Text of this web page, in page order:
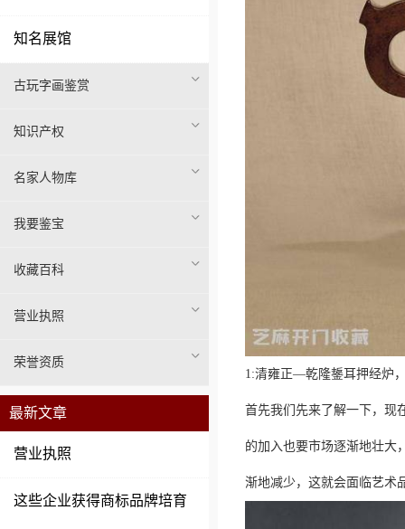
知名展馆
古玩字画鉴赏
知识产权
名家人物库
我要鉴宝
收藏百科
营业执照
荣誉资质
最新文章
营业执照
这些企业获得商标品牌培育
1:清雍正—乾隆鋬耳押经炉
首先我们先来了解一下，现
的加入也要市场逐渐地壮大
渐地减少，这就会面临艺术